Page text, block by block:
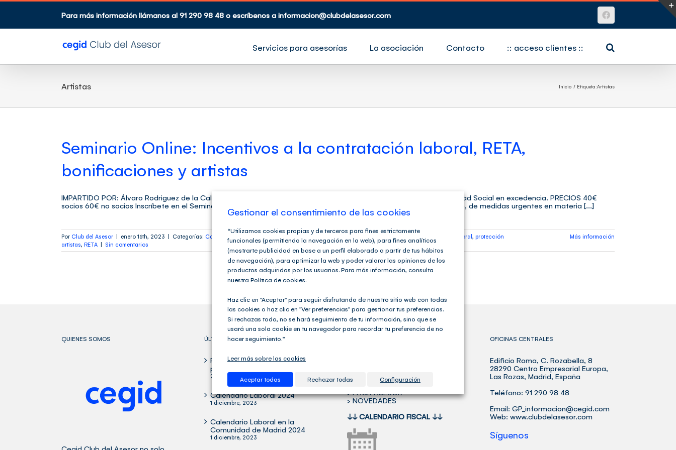
Saltar
Para más información llámanos al 91 290 98 48 o escríbenos a informacion@clubdelasesor.com Facebook
Servicios para asesorías La asociación Contacto :: acceso clientes ::
Artistas Inicio Etiqueta:Artistas
Seminario Online: Incentivos a la contratación laboral, RETA,
bonificaciones y artistas
IMPARTIDO POR: Álvaro Rodriguez de la Calle Director Área Laboral en KPMG España Inspector de Trabajo y Seguridad Social en excedencia. PRECIOS 40€
socios 60€ no socios Inscríbete en el Seminario CONTENIDO DEL SEMINARIO Real Decreto-ley 1/2023, de 10 de enero, de medidas urgentes en materia [...]
Por Club del Asesor | enero 16th, 2023 | Categorías: Calendario Formación online Etiquetas: Artistas Bonificaciones incentivos contratación Laboral, protección
artistas, RETA | Sin comentarios
Más información
QUIENES SOMOS
Cegid Club del Asesor no solo
ÚLTIMOS ARTÍCULOS
Publicada la Orden Ministerial
para Verifactu
29 octubre, 2024
Calendario Laboral 2024
1 diciembre, 2023
Calendario Laboral en la
Comunidad de Madrid 2024
1 diciembre, 2023
> SOFTWARE NÓMINAS
> FORMACIÓN
> PACK ASESOR
> NOVEDADES
↓↓ CALENDARIO FISCAL ↓↓
OFICINAS CENTRALES
Edificio Roma, C. Rozabella, 8
28290 Centro Empresarial Europa,
Las Rozas, Madrid, España
Teléfono: 91 290 98 48
Email: GP_informacion@cegid.com
Web: www.clubdelasesor.com
Síguenos
Gestionar el consentimiento de las cookies
“Utilizamos cookies propias y de terceros para fines estrictamente
funcionales (permitiendo la navegación en la web), para fines analíticos
(mostrarte publicidad en base a un perfil elaborado a partir de tus hábitos
de navegación), para optimizar la web y poder valorar las opiniones de los
productos adquiridos por los usuarios. Para más información, consulta
nuestra Política de cookies.
Haz clic en "Aceptar" para seguir disfrutando de nuestro sitio web con todas
las cookies o haz clic en "Ver preferencias" para gestionar tus preferencias.
Si rechazas todo, no se hará seguimiento de tu información, sino que se
usará una sola cookie en tu navegador para recordar tu preferencia de no
hacer seguimiento.”
Leer más sobre las cookies
Aceptar todas Rechazar todas Configuración